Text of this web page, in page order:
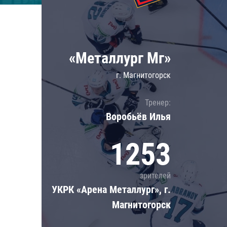
Локомотив
ЦСКА
Шанхайские Драконы
«Металлург Мг»
г. Магнитогорск
Тренер:
Воробьёв Илья
1253
зрителей
УКРК «Арена Металлург», г.
Магнитогорск